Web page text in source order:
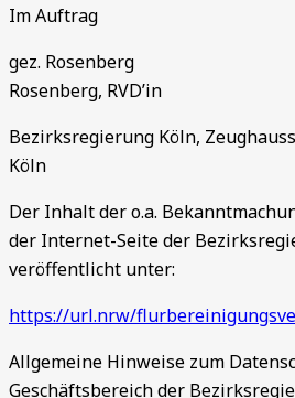
Im Auftrag
gez. Rosenberg
Rosenberg, RVD’in
Bezirksregierung Köln,
Köln
Der Inhalt der o.a.
der Internet-Seite der
veröffentlicht unter:
https://url.nrw/
Allgemeine Hinweise zum
Geschäftsbereich der